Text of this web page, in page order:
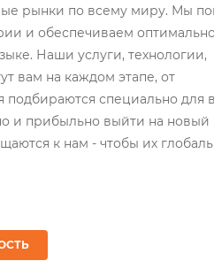
рынки по всему миру. Мы
и обеспечиваем
Наши услуги, технологии,
вам на каждом этапе, от
специально для
и прибыльно выйти на новый
к нам - чтобы их